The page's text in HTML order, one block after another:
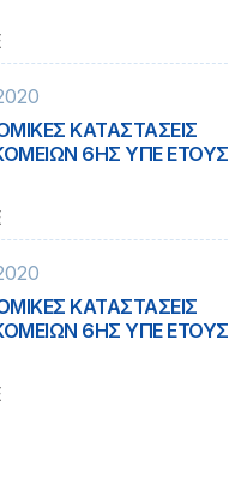
ΚΑΤΑΣΤΑΣΕΙΣ
6ΗΣ ΥΠΕ ΕΤΟΥΣ
ΚΑΤΑΣΤΑΣΕΙΣ
6ΗΣ ΥΠΕ ΕΤΟΥΣ